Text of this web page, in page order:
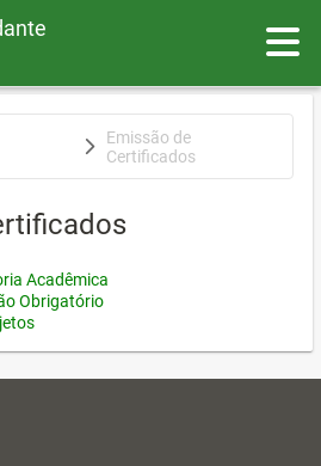
Emissão de
Certificados
Acadêmica
Obrigatório